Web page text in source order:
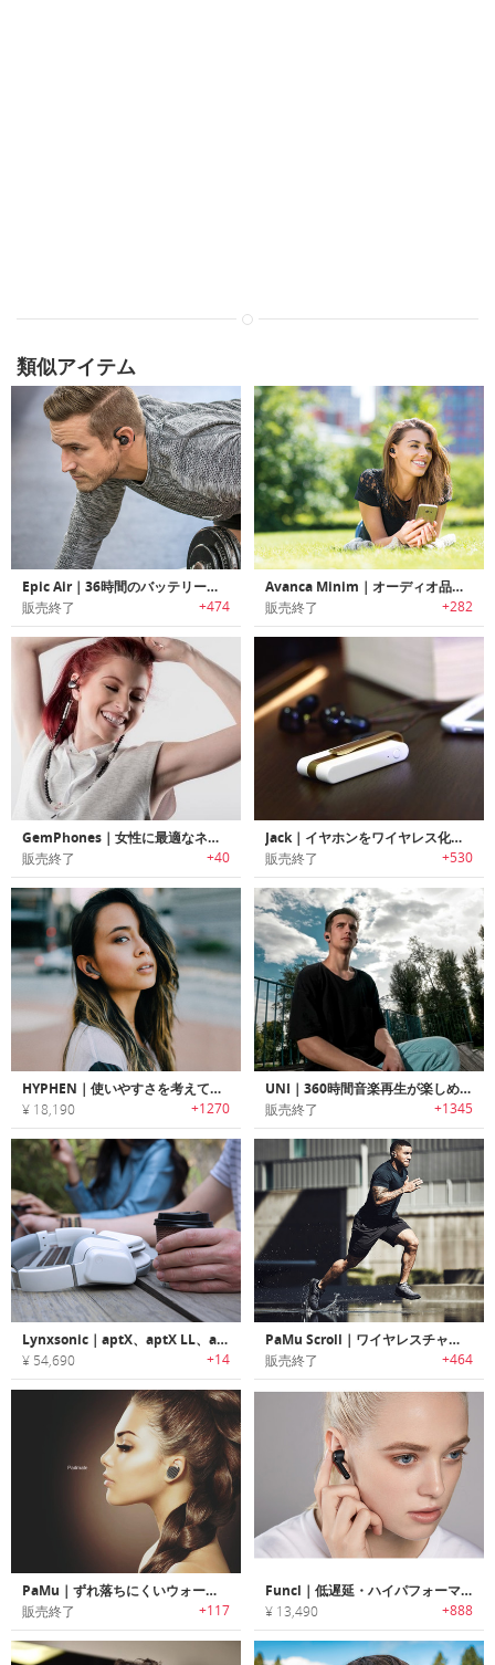
類似アイテム
Epic Air｜36時間のバッテリーライフ、イヤーフックアンテナ搭載ワイヤレスイヤホン「エピックエア」
販売終了 +474
Avanca Minim｜オーディオ品質/クラフトマンシップ/デザインが完璧なバランスで調和したワイヤレスイヤホン「アバンカミニム」
販売終了 +282
GemPhones｜女性に最適なネックレススタイルワイヤレスBluetoothイヤホン「ジェムホン」
販売終了 +40
Jack｜イヤホンをワイヤレス化するBluetoothレシーバー「ジャック」
販売終了 +530
HYPHEN｜使いやすさを考えてデザインされたワイヤレス充電機能搭載イヤホン「ハイフェン」
¥ 18,190 +1270
UNI｜360時間音楽再生が楽しめる高機能Bluetooth5.0ワイヤレスイヤホン「ユニ」
販売終了 +1345
Lynxsonic｜aptX、aptX LL、aptX HDチップ搭載Bluetooth5.0ワイヤレスヘッドホン「リンクスソニック」
¥ 54,690 +14
PaMu Scroll｜ワイヤレスチャージ可能なロールデザインBluetooth5.0完全ワイヤレスイヤホン「パムスクロール」
販売終了 +464
PaMu｜ずれ落ちにくいウォータープルーフ完全ワイヤレスイヤホン「パーム―」
販売終了 +117
Funcl｜低遅延・ハイパフォーマンスのワイヤレスイヤホン「ファンクル」
¥ 13,490 +888